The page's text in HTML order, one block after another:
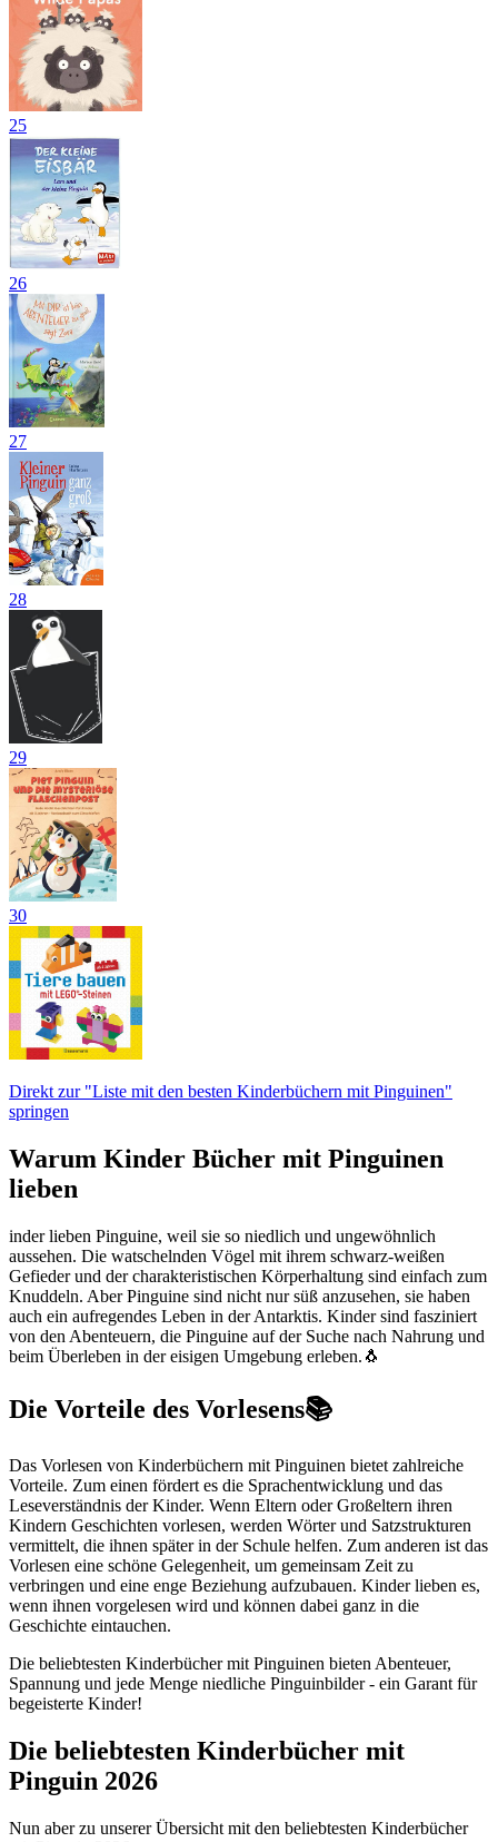
25
26
27
28
29
30
Direkt zur "Liste mit den besten Kinderbüchern mit Pinguinen"
springen
Warum Kinder Bücher mit Pinguinen
lieben
inder lieben Pinguine, weil sie so niedlich und ungewöhnlich
aussehen. Die watschelnden Vögel mit ihrem schwarz-weißen
Gefieder und der charakteristischen Körperhaltung sind einfach zum
Knuddeln. Aber Pinguine sind nicht nur süß anzusehen, sie haben
auch ein aufregendes Leben in der Antarktis. Kinder sind fasziniert
von den Abenteuern, die Pinguine auf der Suche nach Nahrung und
beim Überleben in der eisigen Umgebung erleben.🐧
Die Vorteile des Vorlesens📚
Das Vorlesen von Kinderbüchern mit Pinguinen bietet zahlreiche
Vorteile. Zum einen fördert es die Sprachentwicklung und das
Leseverständnis der Kinder. Wenn Eltern oder Großeltern ihren
Kindern Geschichten vorlesen, werden Wörter und Satzstrukturen
vermittelt, die ihnen später in der Schule helfen. Zum anderen ist das
Vorlesen eine schöne Gelegenheit, um gemeinsam Zeit zu
verbringen und eine enge Beziehung aufzubauen. Kinder lieben es,
wenn ihnen vorgelesen wird und können dabei ganz in die
Geschichte eintauchen.
Die beliebtesten Kinderbücher mit Pinguinen bieten Abenteuer,
Spannung und jede Menge niedliche Pinguinbilder - ein Garant für
begeisterte Kinder!
Die beliebtesten Kinderbücher mit
Pinguin 2026
Nun aber zu unserer Übersicht mit den beliebtesten Kinderbücher